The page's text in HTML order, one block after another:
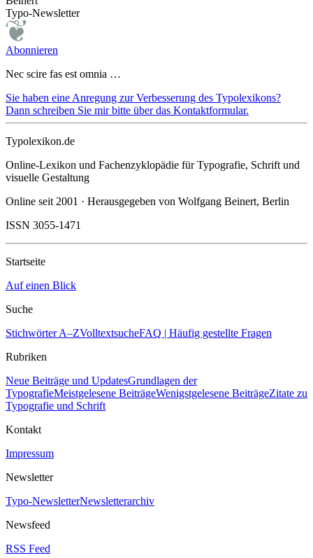
Typo-Newsletter
Abonnieren
Nec scire fas est omnia …
Sie haben eine Anregung zur Verbesserung des Typolexikons?
Dann schreiben Sie mir bitte über das Kontaktformular.
Typolexikon.de
Online-Lexikon und Fachenzyklopädie für Typografie, Schrift und
visuelle Gestaltung
Online seit 2001 · Herausgegeben von Wolfgang Beinert, Berlin
ISSN 3055-1471
Startseite
Auf einen Blick
Suche
Stichwörter A–ZVolltextsucheFAQ | Häufig gestellte Fragen
Rubriken
Neue Beiträge und UpdatesGrundlagen der
TypografieMeistgelesene BeiträgeWenigstgelesene BeiträgeZitate zu
Typografie und Schrift
Kontakt
Impressum
Newsletter
Typo-NewsletterNewsletterarchiv
Newsfeed
RSS Feed